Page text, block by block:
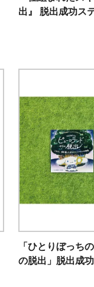
出』 脱出成功ス
「ひとりぼっち
の脱出」脱出成